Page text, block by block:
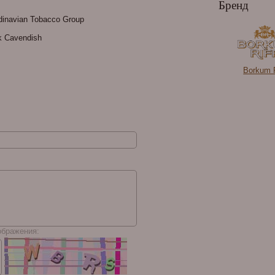
Tobacco Group
Cavendish
Бренд
Borkum